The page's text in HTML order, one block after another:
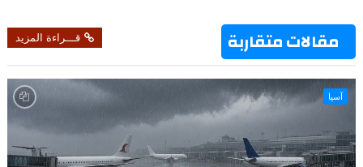
مقالات متقاربة قـــراءة المزيد
آسيا